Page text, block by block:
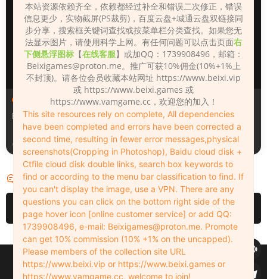
人物（Looks）
Monica_2_2_2
2天前
人物（Looks）
Lizhen2025
3天前
评论 0
请先登录
Copyleft © 2022-2026 beixi.vip - All Rights Freedom！
创作不易！有能力的同学可以去支持一下原创作者（我们绝对支持），当然
本站资源依赖齐全，依赖都经过补全和错误二次修正，错误
信息更少，实物截屏(PS裁剪)，百度云盘+城通云盘双链接同
步分享，搜索框关键词查找或按菜单栏分类查找。如果您无
法显示图片，请使用科学上网。有任何问题可以点击页面右
下侧悬浮图标 【在线客服】或加QQ：1739908496，邮箱：
Beixigames@proton.me。推广可获10%佣金(10%+1%上
不封顶)。请各位会员收藏本站网址 https://www.beixi.vip
或 https://www.beixi.games 或
https://www.vamgame.cc，欢迎您的加入！
This site resources rely on complete, All dependencies
have been completed and errors have been corrected a
second time, resulting in fewer error messages,physical
screenshots(Cropping in Photoshop), Baidu cloud disk +
Ctfile cloud disk double links, search box keywords to
find or according to the menu bar classification to find. If
you can't display the image, use a VPN. There are any
questions you can click on the bottom right side of the
page hover icon [online customer service] or add QQ:
1739908496, e-mail: Beixigames@proton.me. Promote
can get 10% commission (10% +1% on the uncapped).
Please members of the collection site URL
https://www.beixi.vip or https://www.beixi.games or
https://www.vamgame.cc, welcome to join!